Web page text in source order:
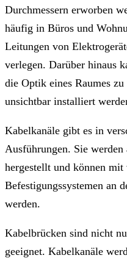
Durchmessern erworben
häufig in Büros und
Leitungen von
verlegen. Darüber hinaus
die Optik eines Raumes
unsichtbar installiert
Kabelkanäle gibt es in
Ausführungen. Sie
hergestellt und können mit
Befestigungssystemen an
werden.
Kabelbrücken sind nicht
geeignet. Kabelkanäle